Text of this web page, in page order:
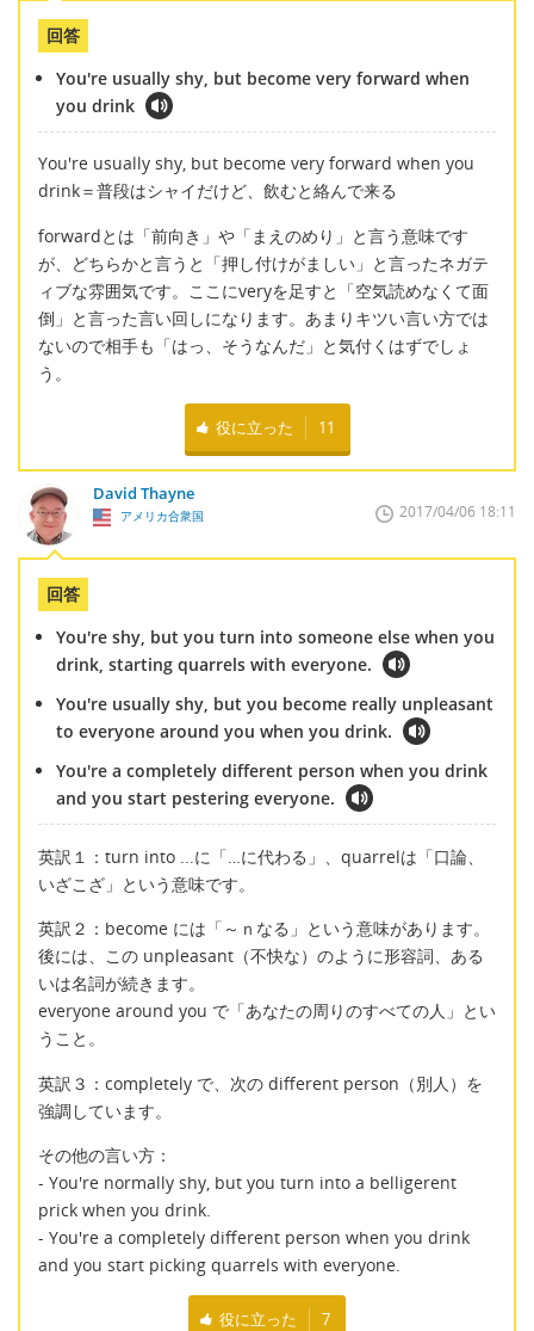
回答
You're usually shy, but become very forward when
you drink
You're usually shy, but become very forward when you
drink＝普段はシャイだけど、飲むと絡んで来る
forwardとは「前向き」や「まえのめり」と言う意味です
が、どちらかと言うと「押し付けがましい」と言ったネガテ
ィブな雰囲気です。ここにveryを足すと「空気読めなくて面
倒」と言った言い回しになります。あまりキツい言い方では
ないので相手も「はっ、そうなんだ」と気付くはずでしょ
う。
役に立った 11
David Thayne
アメリカ合衆国 2017/04/06 18:11
回答
You're shy, but you turn into someone else when you
drink, starting quarrels with everyone.
You're usually shy, but you become really unpleasant
to everyone around you when you drink.
You're a completely different person when you drink
and you start pestering everyone.
英訳１：turn into ...に「…に代わる」、quarrelは「口論、
いざこざ」という意味です。
英訳２：become には「～ｎなる」という意味があります。
後には、この unpleasant（不快な）のように形容詞、ある
いは名詞が続きます。
everyone around you で「あなたの周りのすべての人」とい
うこと。
英訳３：completely で、次の different person（別人）を
強調しています。
その他の言い方：
- You're normally shy, but you turn into a belligerent
prick when you drink.
- You're a completely different person when you drink
and you start picking quarrels with everyone.
役に立った 7